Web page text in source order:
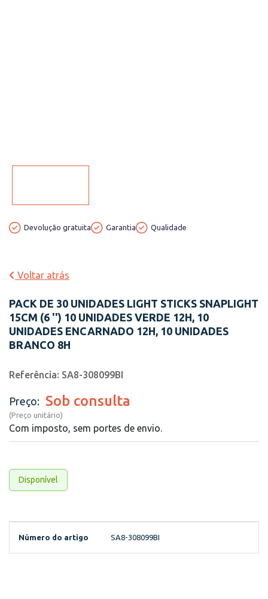
Devolução gratuita Garantia Qualidade
Voltar atrás
PACK DE 30 UNIDADES LIGHT STICKS SNAPLIGHT
15CM (6 '') 10 UNIDADES VERDE 12H, 10
UNIDADES ENCARNADO 12H, 10 UNIDADES
BRANCO 8H
Referência: SA8-308099BI
Preço: Sob consulta
(Preço unitário)
Com imposto, sem portes de envio.
Disponível
Número do artigo SA8-308099BI